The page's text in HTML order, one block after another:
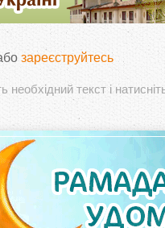
зареєструйтесь
необхідний текст і